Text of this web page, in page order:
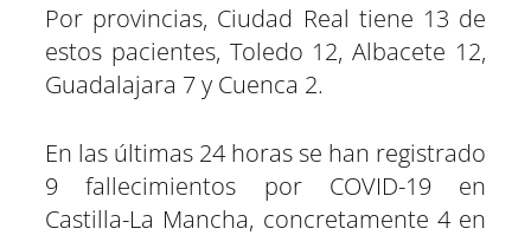
Por provincias, Ciudad Real tiene 13 de
estos pacientes, Toledo 12, Albacete 12,
Guadalajara 7 y Cuenca 2.
En las últimas 24 horas se han registrado
9 fallecimientos por COVID-19 en
Castilla-La Mancha, concretamente 4 en